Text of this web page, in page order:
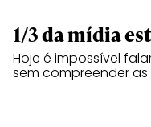
1/3 da mídia
Hoje é impossível
sem compreender